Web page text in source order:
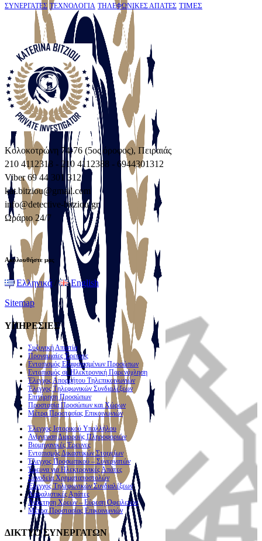
ΣΥΝΕΡΓΑΤΕΣ ΤΕΧΝΟΛΟΓΙΑ ΤΗΛΕΦΩΝΙΚΕΣ ΑΠΑΤΕΣ ΤΙΜΕΣ
Κολοκοτρώνη 74-76 (5ος όροφος), Πειραιάς
210 4112318 - 210 4112388 - 6944301312
Viber 69 44 301 312
kat.bitziou@gmail.com
info@detective-bitziou.gr
Ωράριο 24/7
Ακολουθήστε μας
Ελληνικά /
English
Sitemap
ΥΠΗΡΕΣΙΕΣ
Συζυγική Απιστία
Προγαμιαίες Έρευνες
Εντοπισμός Εξαφανισμένων Προσώπων
Εντοπισμός σε Ηλεκτρονική Παρενόχληση
Έλεγχος Απορρήτου Τηλεπικοινωνιών
Έλεγχος Τηλεφωνικών Συνδιαλέξεων
Επιτήρηση Προσώπων
Προστασία Προσώπων και Χώρων
Μέτρα Προστασίας Επικοινωνιών
Έλεγχος Ιστορικού Υπαλλήλου
Ανίχνευση Διαρροής Πληροφοριών
Βιομηχανικές Έρευνες
Εντοπισμός Δικαστικών Στοιχείων
Έλεγχος Προσωπικού – Συνεργατών
Έρευνα για Ηλεκτρονικές Απάτες
Συνοδεία Χρηματαποστολών
Έλεγχος Τηλεφωνικών Συνδιαλέξεων
Ασφαλιστικές Απάτες
Ανάκτηση Χρεών – Εύρεση Οφειλετών
Μέτρα Προστασίας Επικοινωνιών
ΔΙΚΤΥΟ ΣΥΝΕΡΓΑΤΩΝ